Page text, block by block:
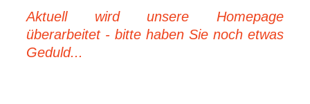
Aktuell wird unsere Homepage
überarbeitet - bitte haben Sie noch etwas
Geduld...